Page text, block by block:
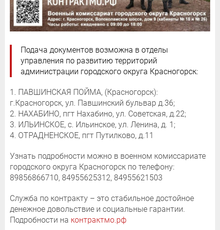
Подача документов возможна в отделы
управления по развитию территорий
администрации городского округа Красногорск:
1. ПАВШИНСКАЯ ПОЙМА, (Красногорск):
г.Красногорск, ул. Павшинский бульвар д.36;
2. НАХАБИНО, пгт Нахабино, ул. Советская, д.22;
3. ИЛЬИНСКОЕ, с. Ильинское, ул. Ленина, д. 1;
4. ОТРАДНЕНСКОЕ, пгт Путилково, д.11
Узнать подробности можно в военном комиссариате
городского округа Красногорск по телефону:
89856866710, 84955625312, 84955621503
Служба по контракту – это стабильное достойное
денежное довольствие и социальные гарантии.
Подробности на контрактмо.рф